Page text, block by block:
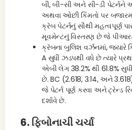
બી, બી-સી અને સી-ડી
અથવા ઓછી કિંમતો પર
ક્રૅબ પેટર્નનું સૌથી મહત્વપૂર્ણ
મૂવમેન્ટનું વિસ્તરણ છે જે
ક્રૅબના બુલિશ વર્ઝનમાં, જ્યારે
A સુધી ઝડપથી વધે છે ત્યારે
એબી લેગ 38.2% થી 61.8%
છે. BC (2.618, 3.14, અને
જે પેટર્ન પૂર્ણ કરવા અને ટ્રેન્ડ
દર્શાવે છે.
6. ફિબોનાચી ચર્ચા